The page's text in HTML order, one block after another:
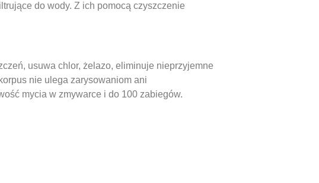
do wody. Z ich pomocą czyszczenie
usuwa chlor, żelazo, eliminuje nieprzyjemne
nie ulega zarysowaniom ani
mycia w zmywarce i do 100 zabiegów.